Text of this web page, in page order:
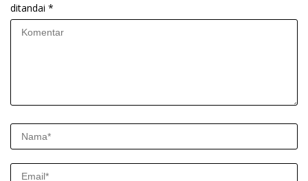
ditandai *